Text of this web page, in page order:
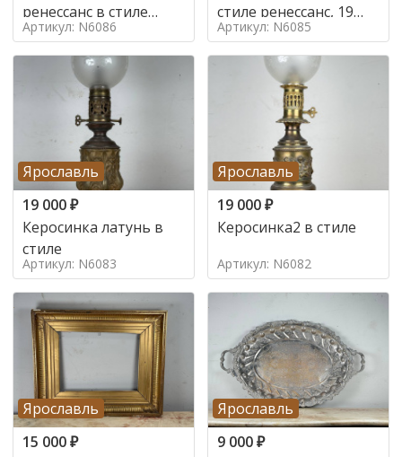
ренессанс в стиле
ренессанс,
Артикул: N6086
стиле ренессанс, 19
век
Артикул: N6085
Ярославль
19 000₽
Керосинка латунь в
стиле
Артикул: N6083
Ярославль
19 000₽
Керосинка2 в стиле
Артикул: N6082
Ярославль
15 000₽
Ярославль
9 000₽